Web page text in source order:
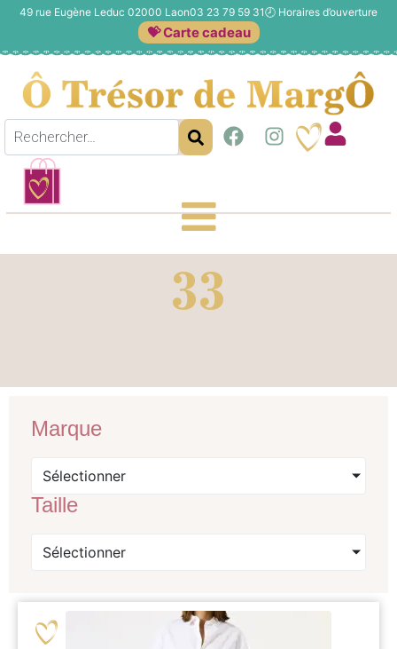
49 rue Eugène Leduc 02000 Laon03 23 79 59 31🕗 Horaires d’ouverture
💝 Carte cadeau
33
Marque
Sélectionner
Taille
Sélectionner